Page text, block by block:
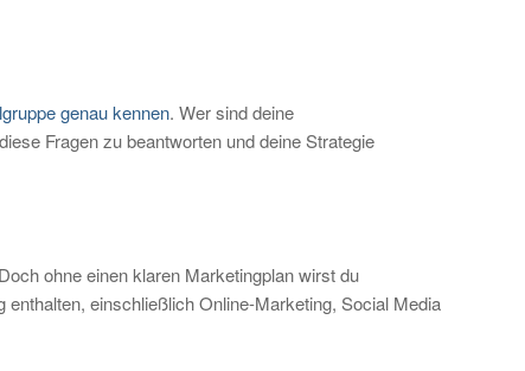
genau kennen. Wer sind deine
Fragen zu beantworten und deine Strategie
ohne einen klaren Marketingplan wirst du
einschließlich Online-Marketing, Social Media